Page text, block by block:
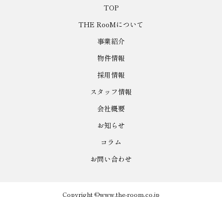
TOP
THE RooMについて
事業紹介
物件情報
採用情報
スタッフ情報
会社概要
お知らせ
コラム
お問い合わせ
Copyright ©www.the-room.co.jp